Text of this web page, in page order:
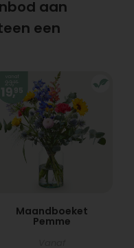
aan
een
Maandboeket
Pemme